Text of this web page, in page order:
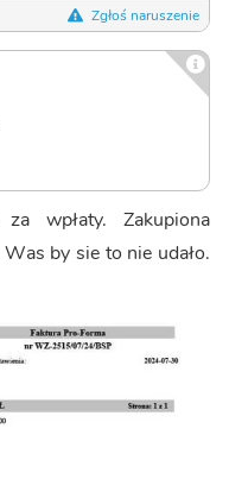
Zgłoś naruszenie
wpłaty. Zakupiona
by sie to nie udało.